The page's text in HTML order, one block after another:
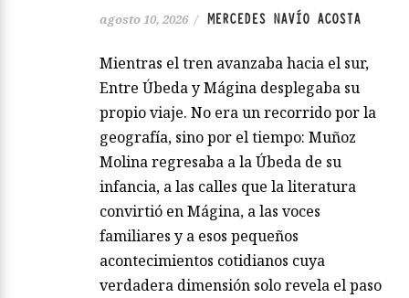
agosto 10, 2026 / MERCEDES NAVÍO ACOSTA
Mientras el tren avanzaba hacia el sur,
Entre Úbeda y Mágina desplegaba su
propio viaje. No era un recorrido por la
geografía, sino por el tiempo: Muñoz
Molina regresaba a la Úbeda de su
infancia, a las calles que la literatura
convirtió en Mágina, a las voces
familiares y a esos pequeños
acontecimientos cotidianos cuya
verdadera dimensión solo revela el paso